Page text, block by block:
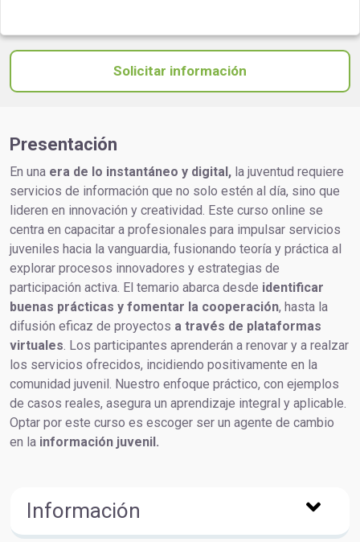
Solicitar información
Presentación
En una era de lo instantáneo y digital, la juventud requiere
servicios de información que no solo estén al día, sino que
lideren en innovación y creatividad. Este curso online se
centra en capacitar a profesionales para impulsar servicios
juveniles hacia la vanguardia, fusionando teoría y práctica al
explorar procesos innovadores y estrategias de
participación activa. El temario abarca desde identificar
buenas prácticas y fomentar la cooperación, hasta la
difusión eficaz de proyectos a través de plataformas
virtuales. Los participantes aprenderán a renovar y a realzar
los servicios ofrecidos, incidiendo positivamente en la
comunidad juvenil. Nuestro enfoque práctico, con ejemplos
de casos reales, asegura un aprendizaje integral y aplicable.
Optar por este curso es escoger ser un agente de cambio
en la información juvenil.
Información